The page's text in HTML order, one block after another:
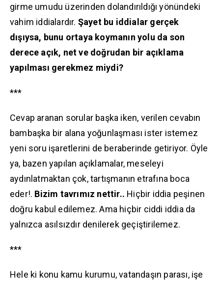
girme umudu üzerinden dolandırıldığı yönündeki
vahim iddialardır. Şayet bu iddialar gerçek
dışıysa, bunu ortaya koymanın yolu da son
derece açık, net ve doğrudan bir açıklama
yapılması gerekmez miydi?
***
Cevap aranan sorular başka iken, verilen cevabın
bambaşka bir alana yoğunlaşması ister istemez
yeni soru işaretlerini de beraberinde getiriyor. Öyle
ya, bazen yapılan açıklamalar, meseleyi
aydınlatmaktan çok, tartışmanın etrafına boca
eder!. Bizim tavrımız nettir.. Hiçbir iddia peşinen
doğru kabul edilemez. Ama hiçbir ciddi iddia da
yalnızca asılsızdır denilerek geçiştirilemez.
***
Hele ki konu kamu kurumu, vatandaşın parası, işe